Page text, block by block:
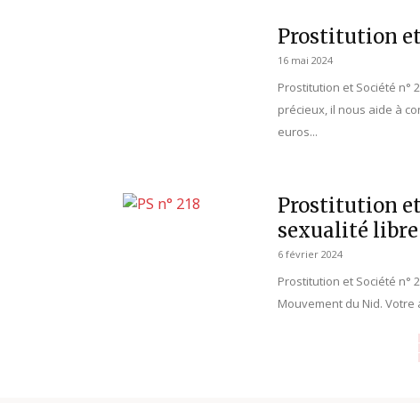
Prostitution et
16 mai 2024
Prostitution et Société n°
précieux, il nous aide à
euros...
Prostitution et
sexualité
6 février 2024
Prostitution et Société n°
Mouvement du Nid.